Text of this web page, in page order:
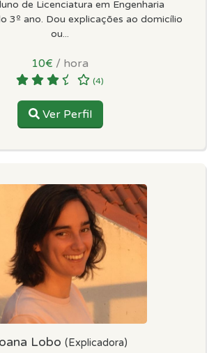
de Licenciatura em Engenharia
3º ano. Dou explicações ao domicílio
ou...
10€ / hora
(4)
Ver Perfil
Lobo (Explicadora)